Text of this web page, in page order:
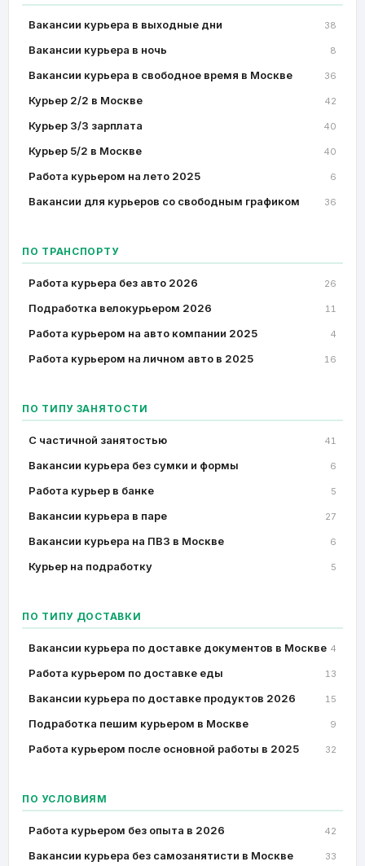
Вакансии курьера в выходные дни 38
Вакансии курьера в ночь 8
Вакансии курьера в свободное время в Москве 36
Курьер 2/2 в Москве 42
Курьер 3/3 зарплата 40
Курьер 5/2 в Москве 40
Работа курьером на лето 2025 6
Вакансии для курьеров со свободным графиком 36
ПО ТРАНСПОРТУ
Работа курьера без авто 2026 26
Подработка велокурьером 2026 11
Работа курьером на авто компании 2025 4
Работа курьером на личном авто в 2025 16
ПО ТИПУ ЗАНЯТОСТИ
C частичной занятостью 41
Вакансии курьера без сумки и формы 6
Работа курьер в банке 5
Вакансии курьера в паре 27
Вакансии курьера на ПВЗ в Москве 6
Курьер на подработку 5
ПО ТИПУ ДОСТАВКИ
Вакансии курьера по доставке документов в Москве 4
Работа курьером по доставке еды 13
Вакансии курьера по доставке продуктов 2026 15
Подработка пешим курьером в Москве 9
Работа курьером после основной работы в 2025 32
ПО УСЛОВИЯМ
Работа курьером без опыта в 2026 42
Вакансии курьера без самозанятисти в Москве 33